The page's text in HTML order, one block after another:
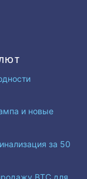
и новые
за 50
BTC для